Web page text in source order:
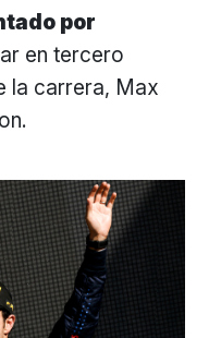
por
en tercero
la carrera, Max